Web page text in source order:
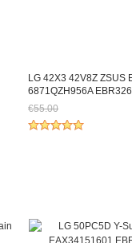
LG 42X3 42V8Z ZSUS
6871QZH956A
€55.00
Jetzt nur noch €51.15